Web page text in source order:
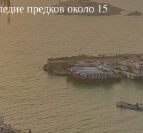
предков около 15